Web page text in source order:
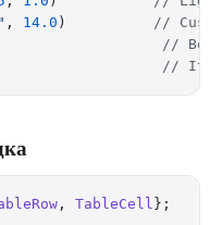
, 14.0 ) //
//
//
, TableCell };